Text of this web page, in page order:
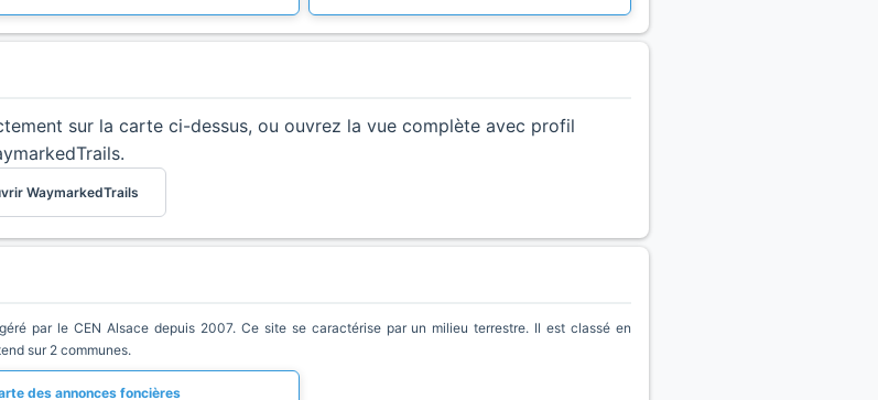
sur la carte ci-dessus, ou ouvrez la vue complète avec profil
WaymarkedTrails
par le CEN Alsace depuis 2007. Ce site se caractérise par un milieu terrestre. Il est classé en
sur 2 communes.
des annonces foncières